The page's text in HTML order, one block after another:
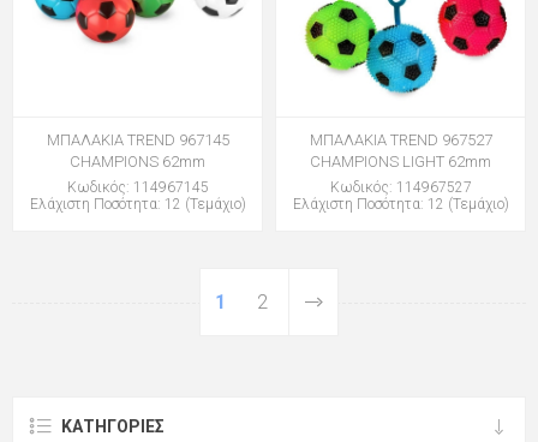
ΜΠΑΛΑΚΙΑ TREND 967145
CHAMPIONS 62mm
Κωδικός: 114967145
Ελάχιστη Ποσότητα: 12 (Τεμάχιο)
ΜΠΑΛΑΚΙΑ TREND 967527
CHAMPIONS LIGHT 62mm
Κωδικός: 114967527
Ελάχιστη Ποσότητα: 12 (Τεμάχιο)
1 2
ΚΑΤΗΓΟΡΊΕΣ